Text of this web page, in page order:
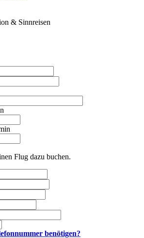
Flug dazu buchen.
benötigen?